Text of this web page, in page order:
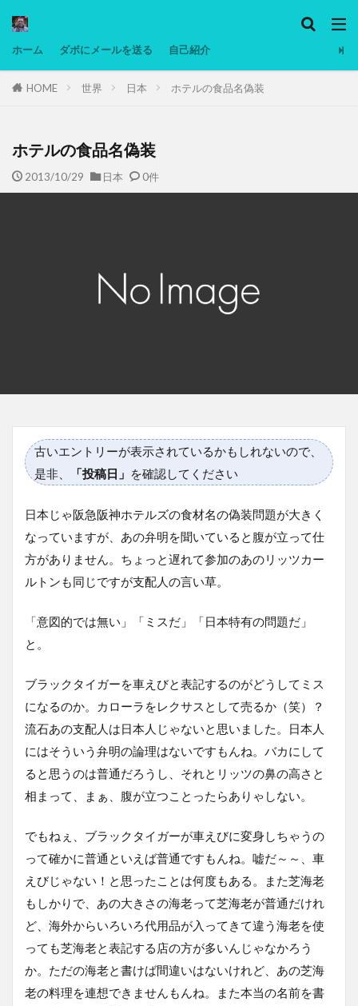
ホーム ダボにメールを送る 自己紹介
HOME 世界 日本 ホテルの食品名偽装
ホテルの食品名偽装
2013/10/29 日本 0件
古いエントリーが表示されているかもしれないので、
是非、
「投稿日」 を確認してください
日本じゃ阪急阪神ホテルズの食材名の偽装問題が大きく
なっていますが、あの弁明を聞いていると腹が立って仕
方がありません。ちょっと遅れて参加のあのリッツカー
ルトンも同じですが支配人の言い草。
「意図的では無い」「ミスだ」「日本特有の問題だ」
と。
ブラックタイガーを車えびと表記するのがどうしてミス
になるのか。カローラをレクサスとして売るか（笑）？
流石あの支配人は日本人じゃないと思いました。日本人
にはそういう弁明の論理はないですもんね。バカにして
ると思うのは普通だろうし、それとリッツの鼻の高さと
相まって、まぁ、腹が立つことったらありゃしない。
でもねぇ、ブラックタイガーが車えびに変身しちゃうの
って確かに普通といえば普通ですもんね。嘘だ～～、車
えびじゃない！と思ったことは何度もある。また芝海老
もしかりで、あの大きさの海老って芝海老が普通だけれ
ど、海外からいろいろ代用品が入ってきて違う海老を使
っても芝海老と表記する店の方が多いんじゃなかろう
か。ただの海老と書けば間違いはないけれど、あの芝海
老の料理を連想できませんもんね。また本当の名前を書
タグ
マレーシア動画
ヨーグルト
備忘録
動画 日本人村社会 脱水シート